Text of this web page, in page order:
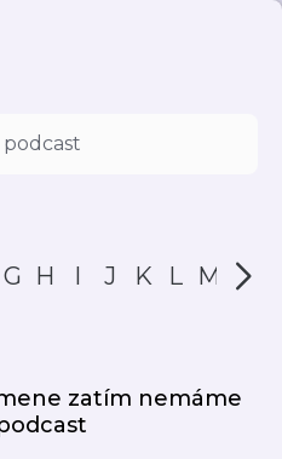
G H I J K L M N
zatím nemáme